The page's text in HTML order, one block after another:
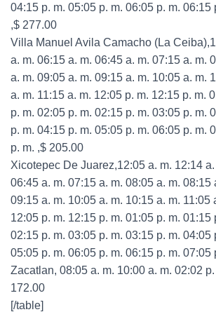
04:15 p. m. 05:05 p. m. 06:05 p. m. 06:15
,$ 277.00
Villa Manuel Avila Camacho (La
a. m. 06:15 a. m. 06:45 a. m. 07:15 a. m.
a. m. 09:05 a. m. 09:15 a. m. 10:05 a. m.
a. m. 11:15 a. m. 12:05 p. m. 12:15 p. m.
p. m. 02:05 p. m. 02:15 p. m. 03:05 p. m.
p. m. 04:15 p. m. 05:05 p. m. 06:05 p. m.
p. m. ,$ 205.00
Xicotepec De Juarez,12:05 a. m. 12:14
06:45 a. m. 07:15 a. m. 08:05 a. m. 08:15
09:15 a. m. 10:05 a. m. 10:15 a. m. 11:05
12:05 p. m. 12:15 p. m. 01:05 p. m. 01:15
02:15 p. m. 03:05 p. m. 03:15 p. m. 04:05
05:05 p. m. 06:05 p. m. 06:15 p. m. 07:05
Zacatlan, 08:05 a. m. 10:00 a. m. 02:02
172.00
[/table]